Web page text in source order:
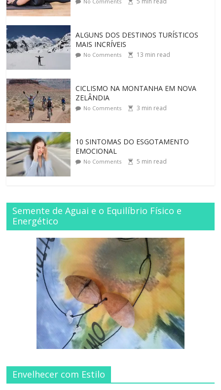
ALGUNS DOS DESTINOS TURÍSTICOS
MAIS INCRÍVEIS
No Comments 13 min read
CICLISMO NA MONTANHA EM NOVA
ZELÂNDIA
No Comments 3 min read
10 SINTOMAS DO ESGOTAMENTO
EMOCIONAL
No Comments 5 min read
Semente de Aguai e o Equilíbrio Físico e
Energético
Envelhecer com Estilo